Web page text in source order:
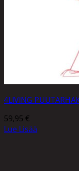
4LIVING
59,95 €
Lue Lisää